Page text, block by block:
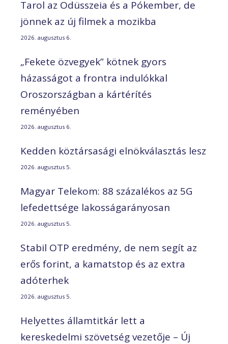
Tarol az Odüsszeia és a Pókember, de
jönnek az új filmek a mozikba
2026. augusztus 6.
„Fekete özvegyek” kötnek gyors
házasságot a frontra indulókkal
Oroszországban a kártérítés
reményében
2026. augusztus 6.
Kedden köztársasági elnökválasztás lesz
2026. augusztus 5.
Magyar Telekom: 88 százalékos az 5G
lefedettsége lakosságarányosan
2026. augusztus 5.
Stabil OTP eredmény, de nem segít az
erős forint, a kamatstop és az extra
adóterhek
2026. augusztus 5.
Helyettes államtitkár lett a
kereskedelmi szövetség vezetője – Új